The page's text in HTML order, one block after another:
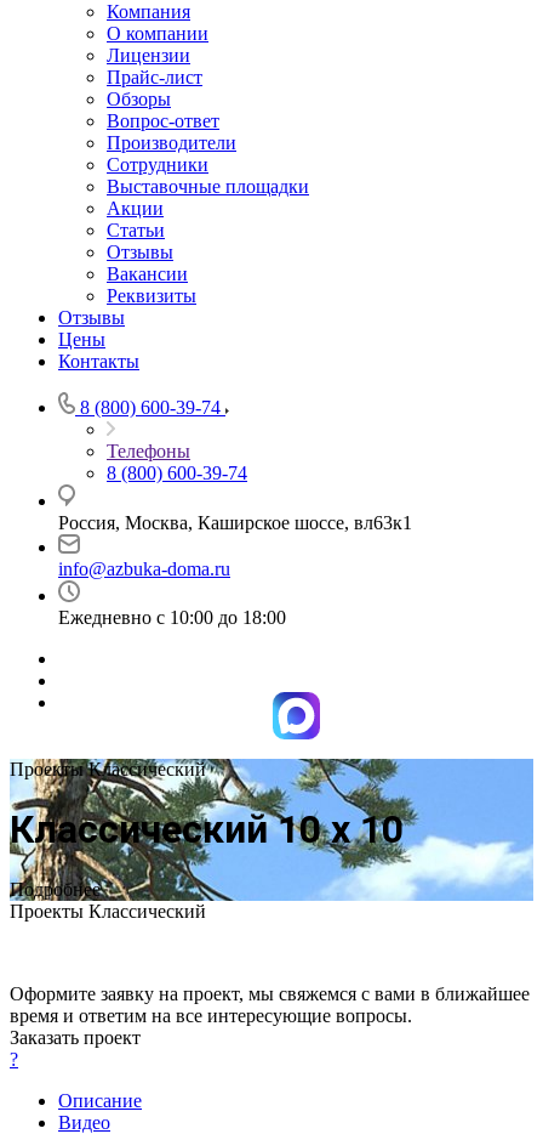
Компания
О компании
Лицензии
Прайс-лист
Обзоры
Вопрос-ответ
Производители
Сотрудники
Выставочные площадки
Акции
Статьи
Отзывы
Вакансии
Реквизиты
Отзывы
Цены
Контакты
8 (800) 600-39-74
Телефоны
8 (800) 600-39-74
Россия, Москва, Каширское шоссе, вл63к1
info@azbuka-doma.ru
Ежедневно с 10:00 до 18:00
Проекты Классический
Классический 10 х 10
Подробнее
Проекты Классический
Оформите заявку на проект, мы свяжемся с вами в ближайшее
время и ответим на все интересующие вопросы.
Заказать проект
?
Описание
Видео